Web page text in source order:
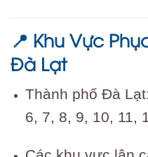
📍 Khu Vực
Đà Lạt
Thành phố Đà
6, 7, 8, 9, 10, 11,